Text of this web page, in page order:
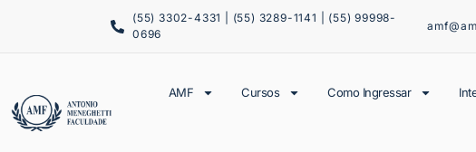
(55) 3302-4331 | (55) 3289-1141 | (55) 99998-
0696
AMF Cursos Como Ingressar